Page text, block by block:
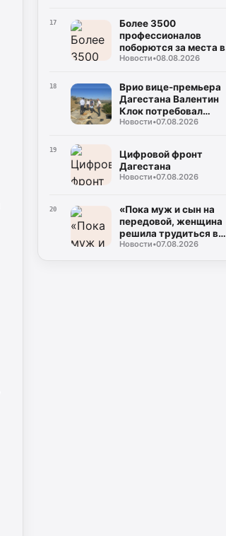
17
Более 3500
профессионалов
поборются за места в
управленческом
Новости•08.08.2026
18
Врио вице-премьера
Дагестана Валентин
Клок потребовал
устранить замечания
Новости•07.08.2026
19
Цифровой фронт
Дагестана
Новости•07.08.2026
20
«Пока муж и сын на
передовой, женщина
решила трудиться в
тылу»
Новости•07.08.2026